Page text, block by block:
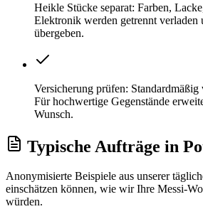
Heikle Stücke separat: Farben,
Elektronik werden getrennt verladen
übergeben.
Versicherung prüfen:
Für hochwertige Gegenstände
Wunsch.
Typische Aufträge in
Anonymisierte Beispiele aus unserer
einschätzen können, wie wir Ihre Messi-
würden.